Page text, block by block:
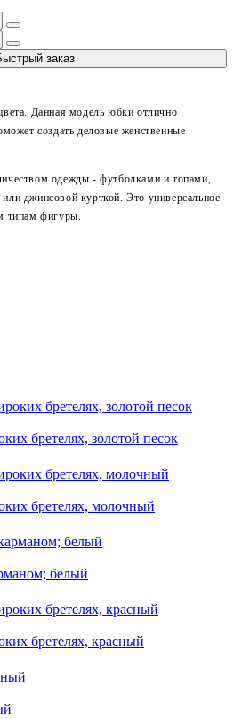
заказ
Данная модель юбки отлично
создать деловые женственные
одежды - футболками и топами,
джинсовой курткой.Это универсальное
типам фигуры.
бретелях, золотой песок
бретелях, молочный
белый
бретелях, красный